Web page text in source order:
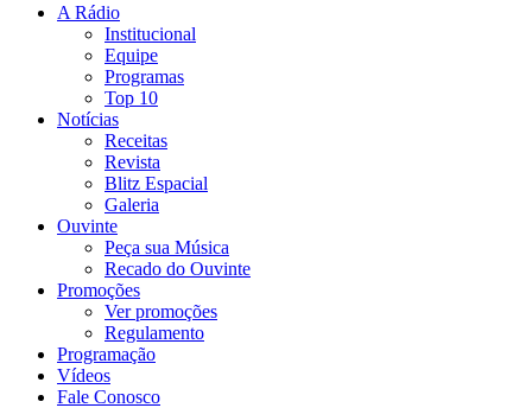
A Rádio
Institucional
Equipe
Programas
Top 10
Notícias
Receitas
Revista
Blitz Espacial
Galeria
Ouvinte
Peça sua Música
Recado do Ouvinte
Promoções
Ver promoções
Regulamento
Programação
Vídeos
Fale Conosco